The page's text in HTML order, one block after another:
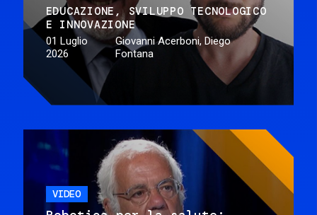
EDUCAZIONE
SVILUPPO TECNOLOGICO
E INNOVAZIONE
01 Luglio
2026
Giovanni Acerboni, Diego
Fontana
VIDEO